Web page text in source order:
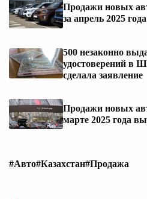
Продажи новых
за апрель 2025 года
500 незаконно
удостоверений в
сделала заявление
Продажи новых
марте 2025 года
#Авто#Казахстан#Продажа